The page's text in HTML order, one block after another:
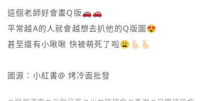
這個老師好會畫Q版🚗🚗
平常越A的人就會越想去扒他的Q版圖😍
甚至還有小啾啾 快被萌死了啦😩🫰🏻🫰🏻
圖源：小紅書@ 烤冷面批發